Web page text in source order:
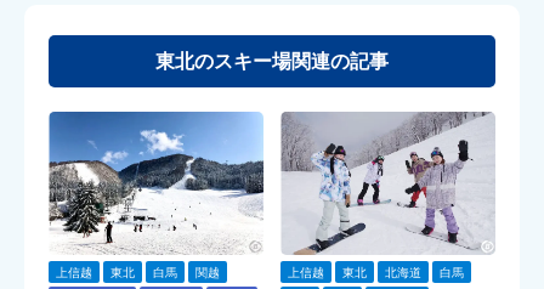
東北のスキー場関連の記事
上信越 東北 白馬
関越
上信越 東北 北海道
白馬